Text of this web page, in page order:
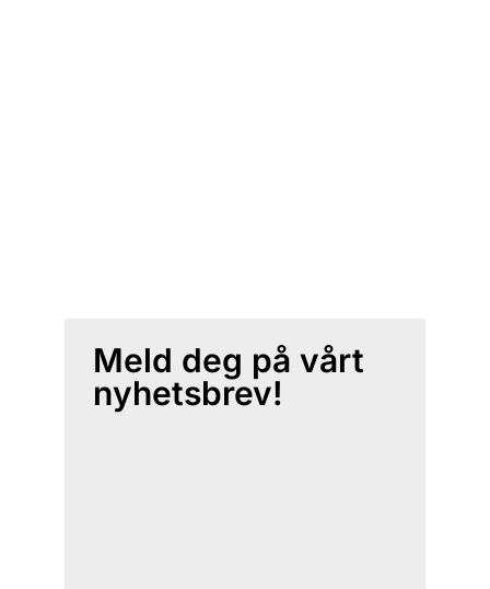
Meld deg på vårt
nyhetsbrev!